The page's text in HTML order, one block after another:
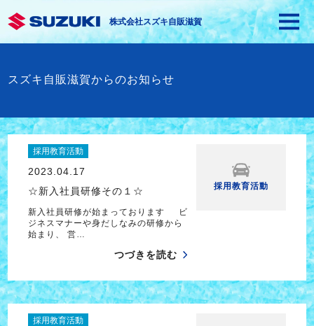
株式会社スズキ自販滋賀
スズキ自販滋賀からのお知らせ
採用教育活動
2023.04.17
☆新入社員研修その１☆
新入社員研修が始まっております ビ
ジネスマナーや身だしなみの研修から
始まり、 営…
つづきを読む
採用教育活動
採用教育活動